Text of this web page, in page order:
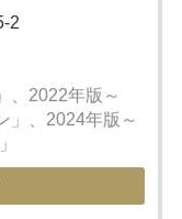
2
、2022年版～
」、2024年版～